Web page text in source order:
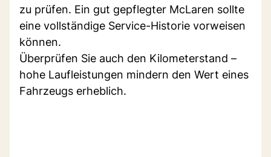
zu prüfen. Ein gut gepflegter McLaren sollte
eine vollständige Service-Historie vorweisen
können.
Überprüfen Sie auch den Kilometerstand –
hohe Laufleistungen mindern den Wert eines
Fahrzeugs erheblich.